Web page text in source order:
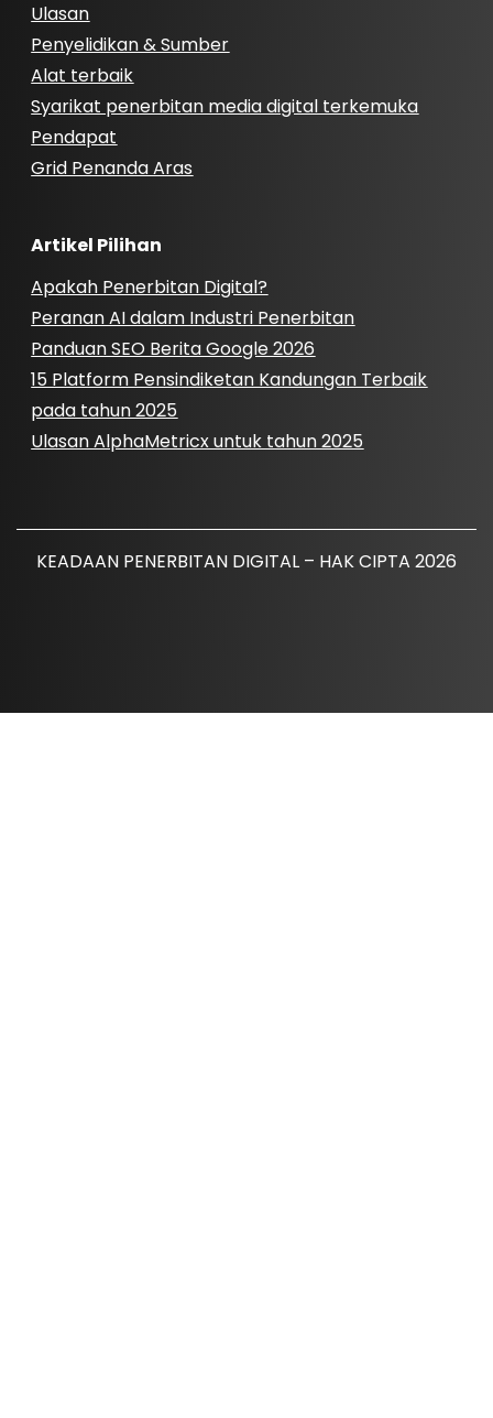
Ulasan
Penyelidikan & Sumber
Alat terbaik
Syarikat penerbitan media digital terkemuka
Pendapat
Grid Penanda Aras
Artikel Pilihan
Apakah Penerbitan Digital?
Peranan AI dalam Industri Penerbitan
Panduan SEO Berita Google 2026
15 Platform Pensindiketan Kandungan Terbaik
pada tahun 2025
Ulasan AlphaMetricx untuk tahun 2025
KEADAAN PENERBITAN DIGITAL – HAK CIPTA 2026